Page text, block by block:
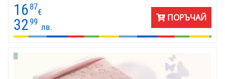
16 87
€
3299
лв.
ПОРЪЧАЙ